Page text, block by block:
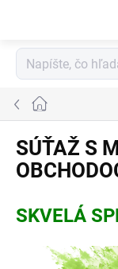
Domov
SÚŤAŽ S
SKVELÁ